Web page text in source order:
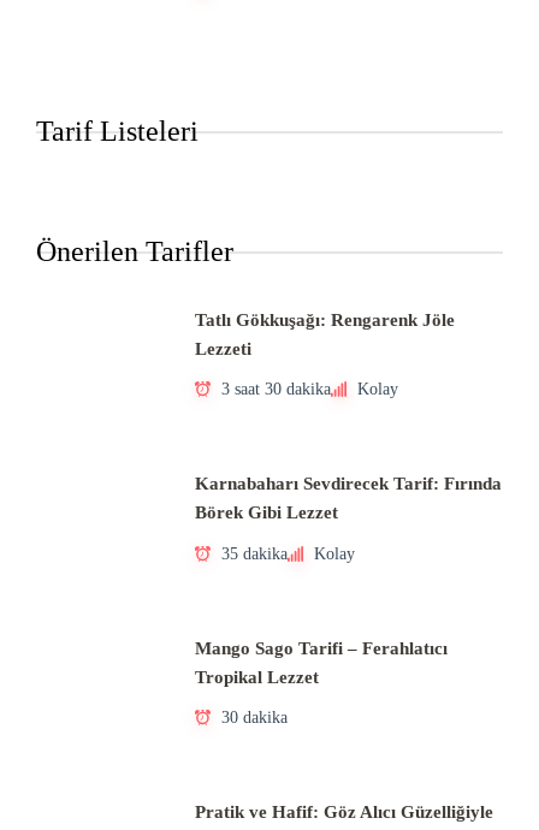
Tarif Listeleri
Önerilen Tarifler
Tatlı Gökkuşağı: Rengarenk Jöle
Lezzeti
3 saat 30 dakika Kolay
Karnabaharı Sevdirecek Tarif: Fırında
Börek Gibi Lezzet
35 dakika Kolay
Mango Sago Tarifi – Ferahlatıcı
Tropikal Lezzet
30 dakika
Pratik ve Hafif: Göz Alıcı Güzelliğiyle